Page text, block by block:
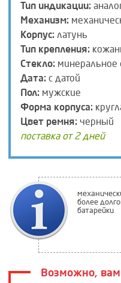
Тип индикации:
Механизм:
Корпус: латунь
Тип крепления:
Стекло: минеральное
Дата: с датой
Пол: мужские
Форма корпуса:
Цвет ремня: черный
поставка от 2 дней
более
батарейки
Возможно,